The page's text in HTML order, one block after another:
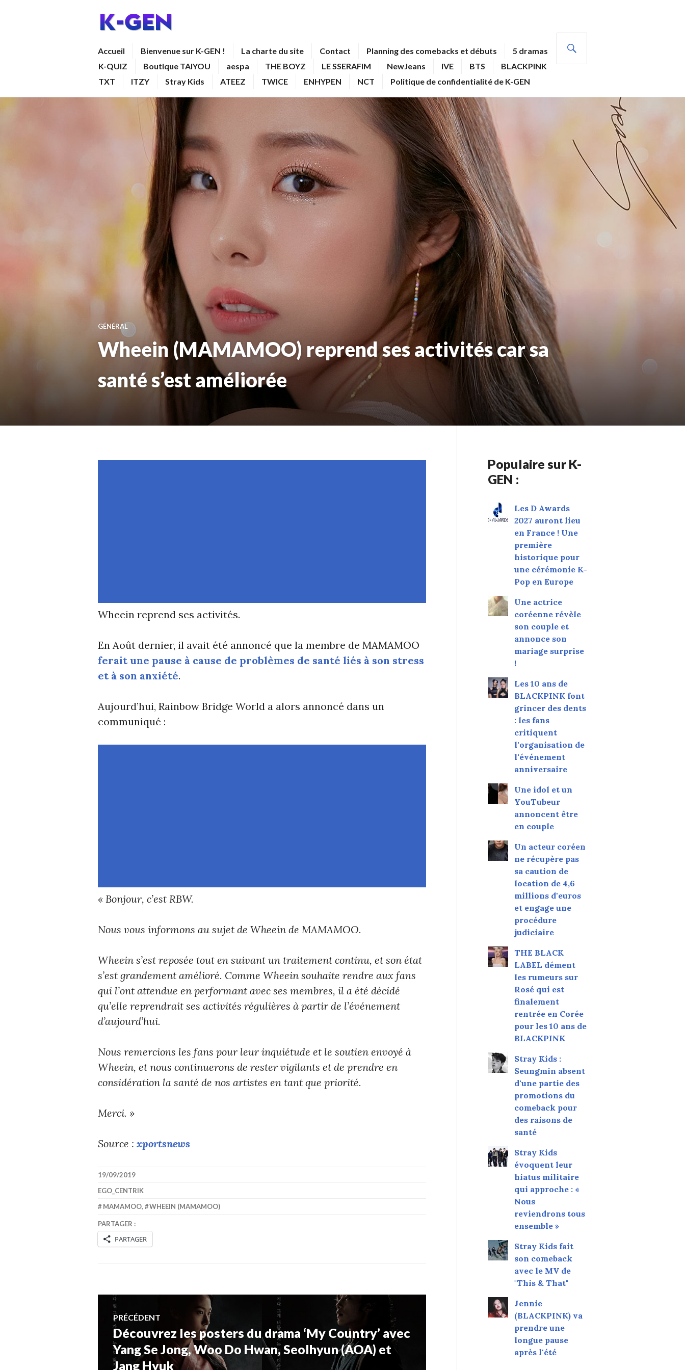
Accueil Bienvenue sur K-GEN ! La charte du site Contact Planning des comebacks et débuts
5 dramas
K-QUIZ
Boutique TAIYOU aespa THE BOYZ LE SSERAFIM NewJeans IVE BTS
BLACKPINK
TXT
ITZY Stray Kids ATEEZ TWICE ENHYPEN NCT Politique de confidentialité de K-GEN
GÉNÉRAL
Wheein (MAMAMOO) reprend ses activités car sa
santé s’est améliorée
Wheein reprend ses activités.
En Août dernier, il avait été annoncé que la membre de MAMAMOO
ferait une pause à cause de problèmes de santé liés à son stress
et à son anxiété.
Aujourd’hui, Rainbow Bridge World a alors annoncé dans un
communiqué :
« Bonjour, c’est RBW.
Nous vous informons au sujet de Wheein de MAMAMOO.
Wheein s’est reposée tout en suivant un traitement continu, et son état
s’est grandement amélioré. Comme Wheein souhaite rendre aux fans
qui l’ont attendue en performant avec ses membres, il a été décidé
qu’elle reprendrait ses activités régulières à partir de l’événement
d’aujourd’hui.
Nous remercions les fans pour leur inquiétude et le soutien envoyé à
Wheein, et nous continuerons de rester vigilants et de prendre en
considération la santé de nos artistes en tant que priorité.
Merci. »
Source : xportsnews
19/09/2019
EGO_CENTRIK
MAMAMOO, WHEEIN (MAMAMOO)
PARTAGER :
PARTAGER
Navigation
de
PRÉCÉDENT
Article
précédent :
Découvrez les posters du drama ‘My Country’ avec
Yang Se Jong, Woo Do Hwan, Seolhyun (AOA) et
Jang Hyuk
Populaire sur K-
GEN :
Les D Awards
2027 auront lieu
en France ! Une
première
historique pour
une cérémonie K-
Pop en Europe
Une actrice
coréenne révèle
son couple et
annonce son
mariage surprise
!
Les 10 ans de
BLACKPINK font
grincer des dents
: les fans
critiquent
l'organisation de
l'événement
anniversaire
Une idol et un
YouTubeur
annoncent être
en couple
Un acteur coréen
ne récupère pas
sa caution de
location de 4,6
millions d'euros
et engage une
procédure
judiciaire
THE BLACK
LABEL dément
les rumeurs sur
Rosé qui est
finalement
rentrée en Corée
pour les 10 ans de
BLACKPINK
Stray Kids :
Seungmin absent
d'une partie des
promotions du
comeback pour
des raisons de
santé
Stray Kids
évoquent leur
hiatus militaire
qui approche : «
Nous
reviendrons tous
ensemble »
Stray Kids fait
son comeback
avec le MV de
"This & That"
Jennie
(BLACKPINK) va
prendre une
longue pause
après l'été